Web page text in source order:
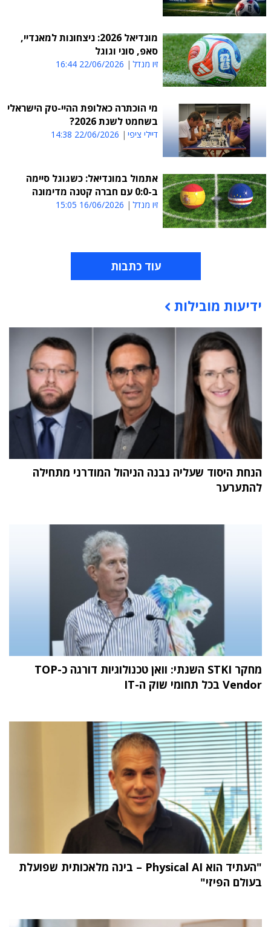
מונדיאל 2026: ניצחונות למאנדיי,
סאפ, סוני וגוגל
זיו מנדל 22/06/2026 16:44
מי הוכתרה כאלופת ההיי-טק הישראלי
בשחמט לשנת 2026?
דיילי ציפי 22/06/2026 14:38
אתמול במונדיאל: כשגוגל סיימה
ב-0:0 עם חברה קטנה מדימונה
זיו מנדל 16/06/2026 15:05
עוד כתבות
תוכן פרסומי
ידיעות מובילות
הנחת היסוד שעליה נבנה הניהול המודרני מתחילה
להתערער
מחקר STKI השנתי: וואן טכנולוגיות דורגה כ-TOP
Vendor בכל תחומי שוק ה-IT
"העתיד הוא Physical AI – בינה מלאכותית שפועלת
בעולם הפיזי"